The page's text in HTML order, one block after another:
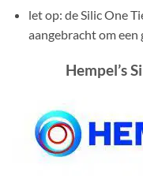
let op: de Silic One
aangebracht om
Hempel’s